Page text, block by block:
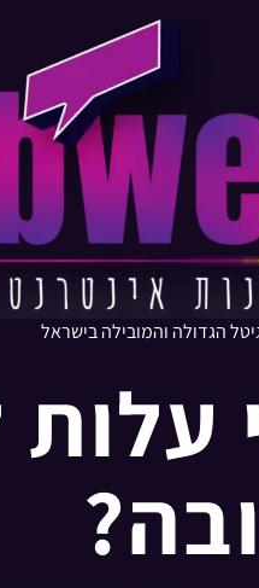
הגדולה והמובילה בישראל